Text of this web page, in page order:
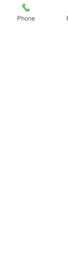
2 balcones con
calle peatonal
Phone